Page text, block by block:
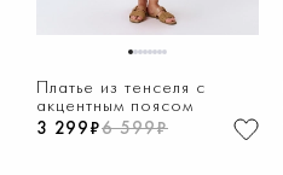
12345678
Платье из тенселя с
акцентным поясом
3 299₽6 599₽